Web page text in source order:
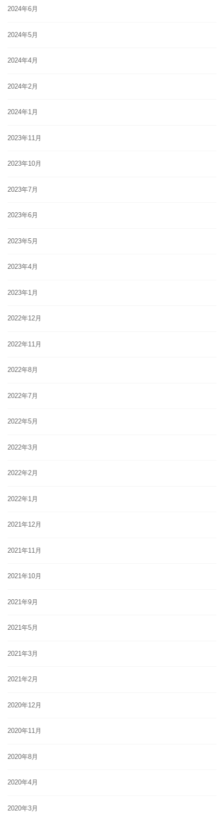
2024年6月
2024年5月
2024年4月
2024年2月
2024年1月
2023年11月
2023年10月
2023年7月
2023年6月
2023年5月
2023年4月
2023年1月
2022年12月
2022年11月
2022年8月
2022年7月
2022年5月
2022年3月
2022年2月
2022年1月
2021年12月
2021年11月
2021年10月
2021年9月
2021年5月
2021年3月
2021年2月
2020年12月
2020年11月
2020年8月
2020年4月
2020年3月